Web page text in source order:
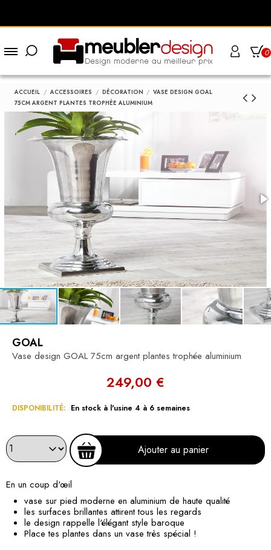
0
ACCUEIL ACCESSOIRES DÉCORATION
VASE DESIGN GOAL
75CM ARGENT PLANTES TROPHÉE ALUMINIUM
GOAL
Vase design GOAL 75cm argent plantes trophée aluminium
249,00 €
DISPONIBILITÉ: En stock à l'usine 4 à 6 semaines
Ajouter au panier
En un coup d'œil
vase sur pied moderne en aluminium de haute qualité
les surfaces brillantes attirent tous les regards
le design rappelle l'élégant style baroque
Place tes plantes dans un vase très spécial !